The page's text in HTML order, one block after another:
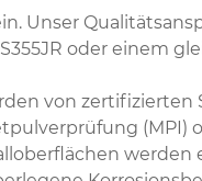
Unser
oder einem
von
(MPI)
werden